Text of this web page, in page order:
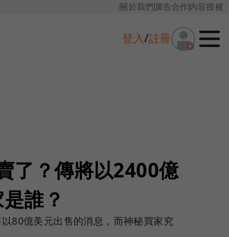
關於我們廣告合作內容授權
登入/註冊
了？傳將以2400億
誰？
80億美元出售的消息，而神秘買家究